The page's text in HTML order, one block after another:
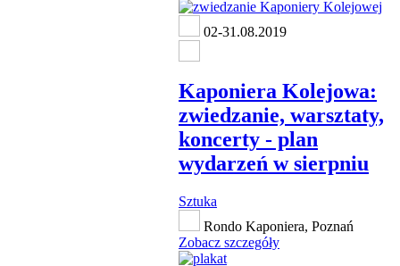
02-31.08.2019
Kaponiera Kolejowa:
zwiedzanie, warsztaty,
koncerty - plan
wydarzeń w sierpniu
Sztuka
Rondo Kaponiera, Poznań
Zobacz szczegóły